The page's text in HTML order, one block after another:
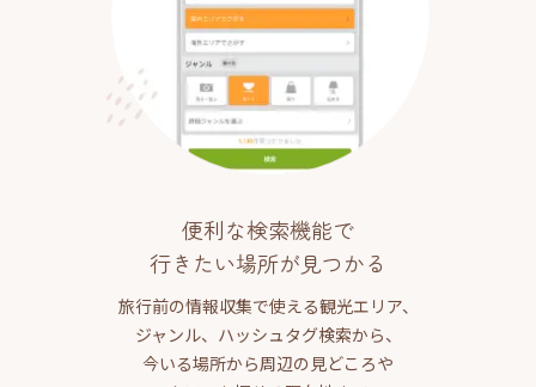
便利な検索機能で
行きたい場所が見つかる
旅行前の情報収集で使える観光エリア、
ジャンル、ハッシュタグ検索から、
今いる場所から周辺の見どころや